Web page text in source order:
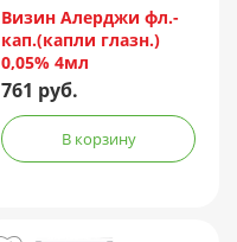
Визин Алерджи фл.-
кап.(капли глазн.)
0,05% 4мл
761 руб.
В корзину